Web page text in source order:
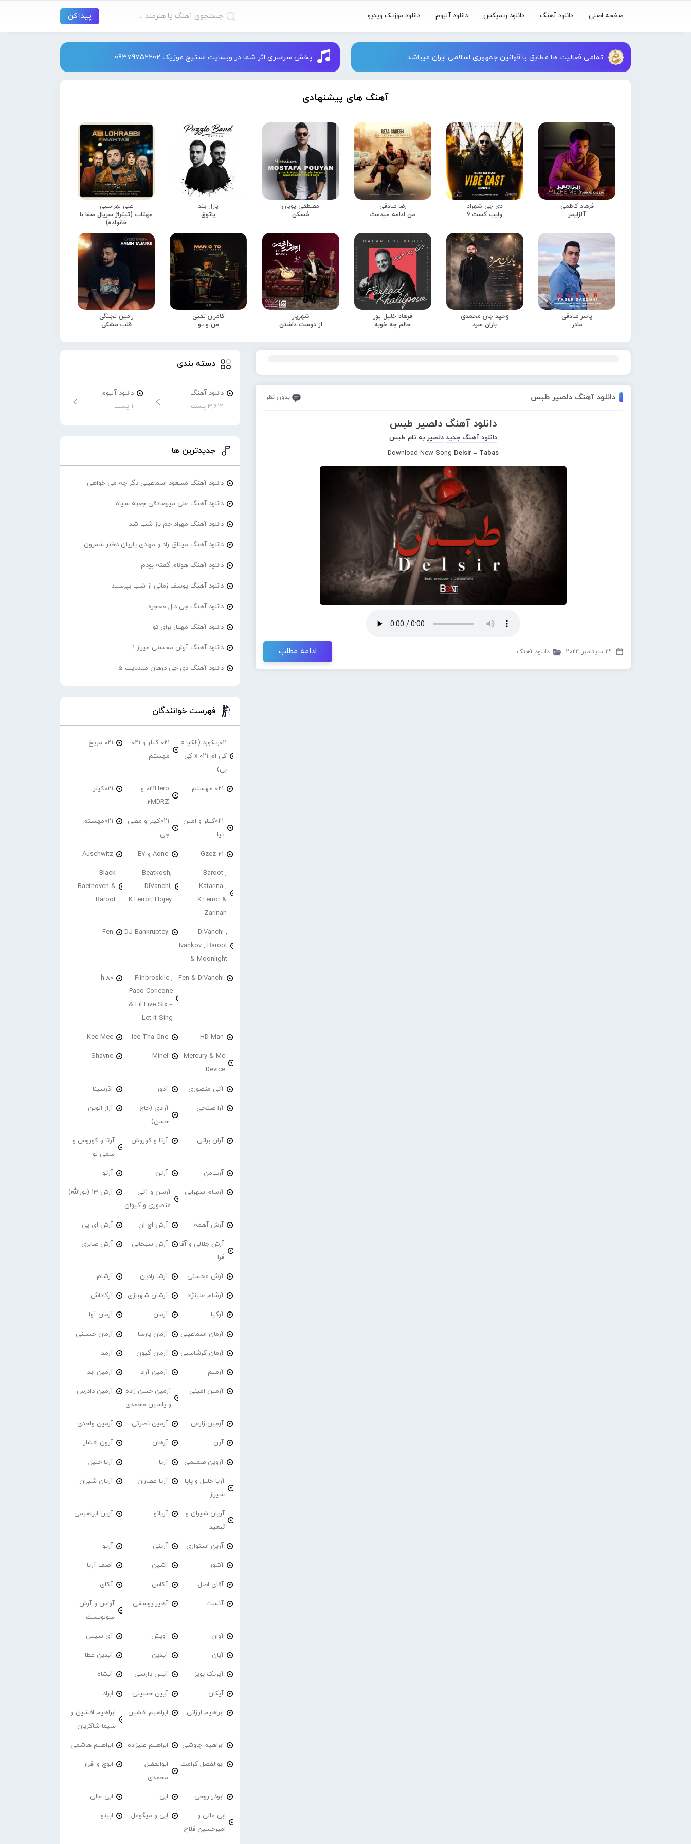
صفحه اصلی دانلود آهنگ دانلود ریمیکس دانلود آلبوم دانلود موزیک ویدیو
تمامی فعالیت ها مطابق با قوانین جمهوری اسلامی ایران میباشد پخش سراسری اثر شما در وبسایت استیج موزیک 09379752202
آهنگ های پیشنهادی
فرهاد کاظمی
آلزایمر
دی جی شهراد
وایب کست 6
رضا صادقی
من ادامه میدمت
مصطفی پویان
مُسکن
پازل بند
پاتوق
علی لهراسبی
مهتاب (تیتراژ سریال صفا با
خانواده)
یاسر صادقی
مادر
وحید جان محمدی
باران سرد
فرهاد خلیل پور
حالم چه خوبه
شهریار
از دوست داشتن
کامران تفتی
من و تو
رامین تجنگی
قلب مشکی
دانلود آهنگ دلصیر طبس بدون نظر
دانلود آهنگ دلصیر طبس
دانلود آهنگ جدید دلصیر به نام طبس
Download New Song Delsir – Tabas
29 سپتامبر 2024 دانلود آهنگ ادامه مطلب
دسته بندی
دانلود آهنگ
3,612 پست
دانلود آلبوم
1 پست
جدیدترین ها
دانلود آهنگ مسعود اسماعیلی دگر چه می خواهی
دانلود آهنگ علی میرصادقی جعبه سیاه
دانلود آهنگ مهراد جم باز شب شد
دانلود آهنگ میثاق راد و مهدی یاریان دختر شمرون
دانلود آهنگ هونام گفته بودم
دانلود آهنگ یوسف زمانی از شب بپرسید
دانلود آهنگ جی دال معجزه
دانلود آهنگ مهیار برای تو
دانلود آهنگ آرش محسنی میراژ 1
دانلود آهنگ دی جی درهان میدنایت 5
فهرست خوانندگان
۰۱۱ریکورد (الکیا x
کی ام ۰۲۱ x کی
بی)
۰۲۱ کیلر و ۰۲۱
مهستم
۰۲۱ مریخ
۰۲۱ مهستم
021Hero و
2MDRZ
021کیلر
۰۲۱کیلر و امین
نیا
۰۲۱کیلر و مصی
جی
۰۲۱مهستم
21 Gzez Aone و E7 Auschwitz
Baroot ,
Katarina ,
KTerror &
Zarinah
Beatkosh,
DiVanchi,
KTerror, Hojey
Black
Baethoven &
Baroot
DiVanchi ,
Ivankov , Baroot
& Moonlight
DJ Bankruptcy
Fen
Fen & DiVanchi
Fiinbroskiie ,
Paco Corleone
& Lil Five Six –
Let It Sing
h.80
HD Man
Ice Tha One
Kee Mee
Mercury & Mc
Device
Minel
Shayne
آتی منصوری آدور آذرسینا
آرا صلاحی
آرادی (حاج
حسن)
آراز الوین
آران براتی آرتا و کوروش
آرتا و کوروش و
سمی لو
آرت‌من آرتن آرتو
آرسام سهرابی
آرسن و آتی
منصوری و کیوان
آرش 13 (نورالله)
آرش آهمه آرش اچ ان آرش ای پی
آرش جلالی و آقا
فرا
آرش سبحانی آرش صابری
آرش محسنی آرشا رادین آرشام
آرشام علینژاد آرشان شهبازی آرکاداش
آرکیا آرمان آرمان آوا
آرمان اسماعیلی آرمان پارسا آرمان حسینی
آرمان گرشاسبی آرمان گیون آرمد
آرمیم آرمین آراد آرمین ابد
آرمین امینی
آرمین حسن زاده
و یاسین محمدی
آرمین دادرس
آرمین زارعی آرمین نصرتی آرمین واحدی
آرن آرهان آرون افشار
آروین صمیمی آریا آریا خلیل
آریا خلیل و پاپا
شیراز
آریا عصاران آریان شیران
آریان شیران و
تبعید
آریانو آرین ابراهیمی
آرین استواری آرینی آریو
آشور آشین آصف آریا
آقای اصل آکاس آکای
آنست آهیر یوسفی
آواس و آرش
سولویست
آوان آویش آی سیس
آیان آیدین آیدین عطا
آیریک بویز آیس دارسی آیشاه
آیکان آیین حسینی اَبراد
ابراهیم ارزانی ابراهیم افشین
ابراهیم افشین و
سیما شاکریان
ابراهیم چاوشی ابراهیم علیزاده ابراهیم هاشمی
ابوالفضل کرامت
ابوالفضل
محمدی
ابوچ و اقرار
ابوذر روحی ابی ابی عالی
ابی عالی و
امیرحسین فلاح
ابی و میگوعل ابینو